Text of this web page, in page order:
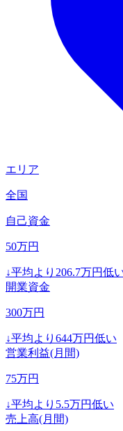
エリア
全国
自己資金
50万円
↓平均より 206.7万円低
開業資金
300万円
↓平均より 644万円低い
営業利益(月間)
75万円
↓平均より 5.5万円低い
売上高(月間)